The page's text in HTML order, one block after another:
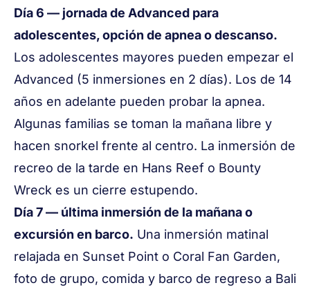
Día 6 — jornada de Advanced para
adolescentes, opción de apnea o descanso.
Los adolescentes mayores pueden empezar el
Advanced (5 inmersiones en 2 días). Los de 14
años en adelante pueden probar la apnea.
Algunas familias se toman la mañana libre y
hacen snorkel frente al centro. La inmersión de
recreo de la tarde en Hans Reef o Bounty
Wreck es un cierre estupendo.
Día 7 — última inmersión de la mañana o
excursión en barco. Una inmersión matinal
relajada en Sunset Point o Coral Fan Garden,
foto de grupo, comida y barco de regreso a Bali